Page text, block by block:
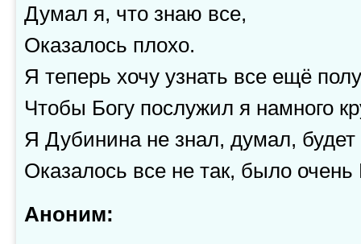
Думал я, что знаю все,
Оказалось плохо.
Я теперь хочу узнать все ещё
Чтобы Богу послужил я намного
Я Дубинина не знал, думал, будет
Оказалось все не так, было
Аноним: